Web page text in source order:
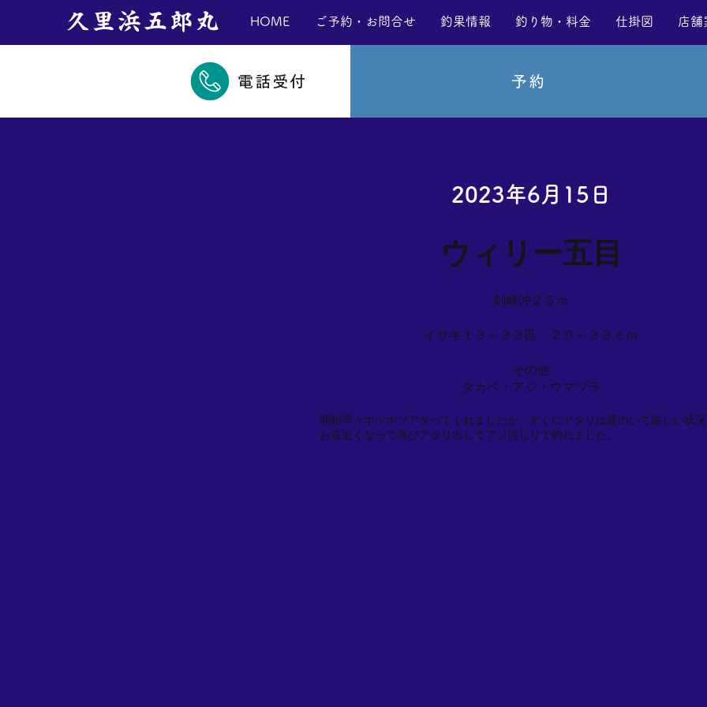
​久里浜五郎丸 HOME ご予約・お問合せ 釣果情報 釣り物・料金 仕掛図 店舗
電話受付 予約
2023年6月15日
ウィリー五目
剣崎沖２５ｍ
イサキ１３～３３匹 ２０～３３ｃｍ
その他
タカベ・アジ・ウマヅラ
開始早々ポツポツアタってくれましたが、すぐにアタリは遠のいて厳しい状
お昼近くなって再びアタリ出してアジ混じりで釣れました。